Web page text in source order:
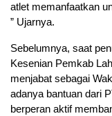
atlet memanfaatkan
” Ujarnya.
Sebelumnya, saat
Kesenian Pemkab
menjabat sebagai
adanya bantuan dari
berperan aktif